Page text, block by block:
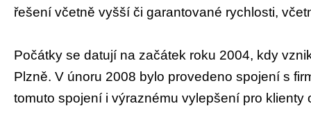
řešení včetně vyšší či garantované rychlosti,
Počátky se datují na začátek roku 2004, kdy
Plzně. V únoru 2008 bylo provedeno spojení s
tomuto spojení i výraznému vylepšení pro klienty